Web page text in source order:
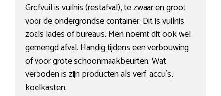
Grofvuil is vuilnis (restafval), te zwaar en groot
voor de ondergrondse container. Dit is vuilnis
zoals lades of bureaus. Men noemt dit ook wel
gemengd afval. Handig tijdens een verbouwing
of voor grote schoonmaakbeurten. Wat
verboden is zijn producten als verf, accu’s,
koelkasten.